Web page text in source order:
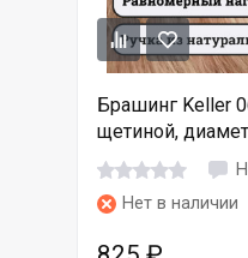
Брашинг Keller
щетиной,
Нет в наличии